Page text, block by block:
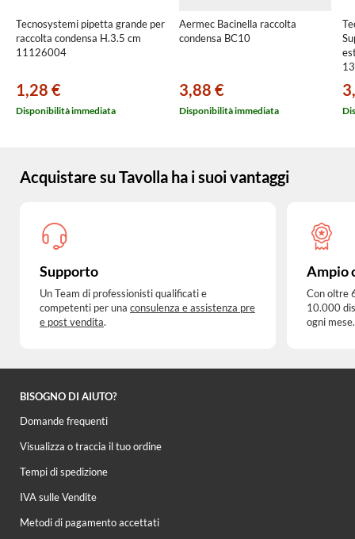
Tecnosystemi pipetta grande per
raccolta condensa H.3.5 cm
11126004
1,28 €
Disponibilità immediata
Aermec Bacinella raccolta
condensa BC10
3,88 €
Disponibilità immediata
Acquistare su Tavolla ha i suoi vantaggi
Supporto
Un Team di professionisti qualificati e
competenti per una consulenza e assistenza pre
e post vendita.
Ampio
Con oltre
10.000
ogni mese.
BISOGNO DI AIUTO?
Domande frequenti
Visualizza o traccia il tuo ordine
Tempi di spedizione
IVA sulle Vendite
Metodi di pagamento accettati